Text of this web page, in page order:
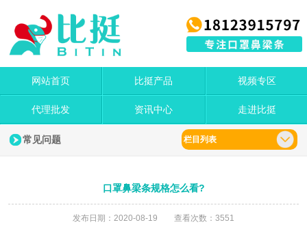
网站首页 比挺产品 视频专区
代理批发 资讯中心 走进比挺
常见问题 栏目列表
口罩鼻梁条规格怎么看?
发布日期：2020-08-19 查看次数：3551